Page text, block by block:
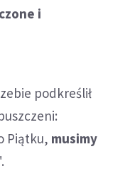
i
podkreślił
Piątku, musimy